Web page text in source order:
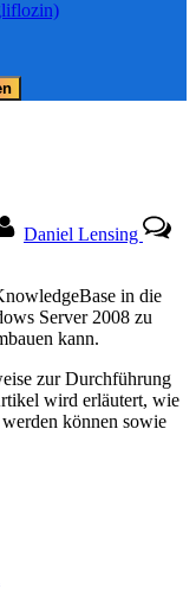
Daniel Lensing
in die
Server 2008 zu
kann.
zur Durchführung
wird erläutert, wie
können sowie